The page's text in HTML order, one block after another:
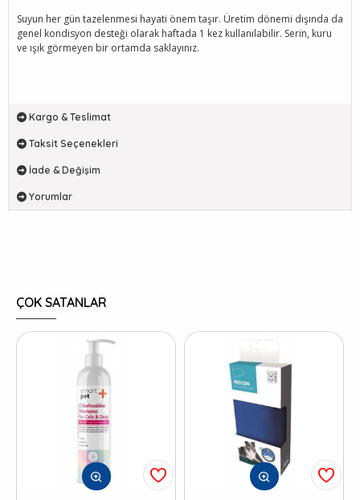
Suyun her gün tazelenmesi hayati önem taşır. Üretim dönemi dışında da
genel kondisyon desteği olarak haftada 1 kez kullanılabilir. Serin, kuru
ve ışık görmeyen bir ortamda saklayınız.
Kargo & Teslimat
Taksit Seçenekleri
İade & Değişim
Yorumlar
ÇOK SATANLAR